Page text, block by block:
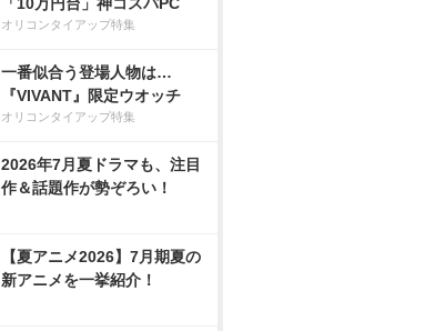
オリコンタイアップ特集
一番似合う登場人物は…
『VIVANT』限定ウオッチ
オリコンタイアップ特集
2026年7月夏ドラマも、注目
作＆話題作が勢ぞろい！
【夏アニメ2026】7月期夏の
新アニメを一挙紹介！